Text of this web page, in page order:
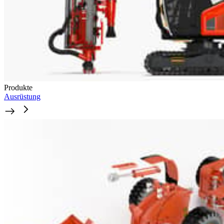
Produkte
Ausrüstung